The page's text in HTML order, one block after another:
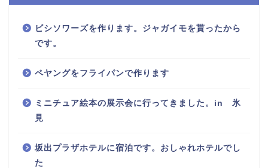
ビシソワーズを作ります。ジャガイモを貰ったから
です。
ペヤングをフライパンで作ります
ミニチュア絵本の展示会に行ってきました。in 氷
見
坂出プラザホテルに宿泊です。おしゃれホテルでし
た